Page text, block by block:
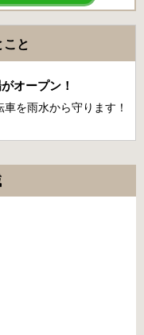
こと
オープン！
を雨水から守ります！